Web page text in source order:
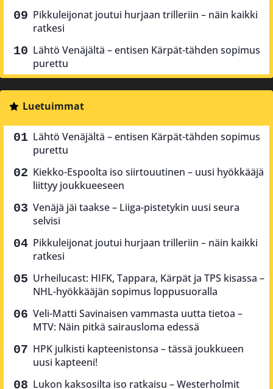
Pikkuleijonat joutui hurjaan trilleriin – näin kaikki
ratkesi
Lähtö Venäjältä – entisen Kärpät-tähden sopimus
purettu
Luetuimmat
Lähtö Venäjältä – entisen Kärpät-tähden sopimus
purettu
Kiekko-Espoolta iso siirtouutinen – uusi hyökkääjä
liittyy joukkueeseen
Venäjä jäi taakse – Liiga-pistetykin uusi seura
selvisi
Pikkuleijonat joutui hurjaan trilleriin – näin kaikki
ratkesi
Urheilucast: HIFK, Tappara, Kärpät ja TPS kisassa –
NHL-hyökkääjän sopimus loppusuoralla
Veli-Matti Savinaisen vammasta uutta tietoa –
MTV: Näin pitkä sairausloma edessä
HPK julkisti kapteenistonsa – tässä joukkueen
uusi kapteeni!
Lukon kaksosilta iso ratkaisu – Westerholmit